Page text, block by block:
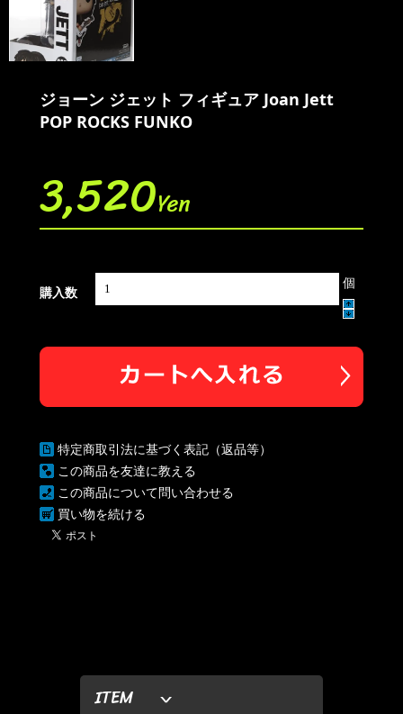
ITEM
ジョーン ジェット フィギュア Joan Jett
POP ROCKS FUNKO
3,520Yen
購入数
個
特定商取引法に基づく表記（返品等）
この商品を友達に教える
この商品について問い合わせる
買い物を続ける